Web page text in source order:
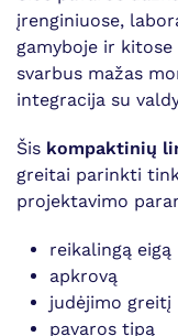
įrenginiuose,
gamyboje ir
svarbus mažas
integracija su
Šis kompaktinių
greitai parinkti
projektavimo
reikalingą eigą
apkrovą
judėjimo greitį
pavaros tipą